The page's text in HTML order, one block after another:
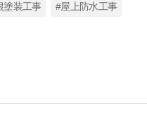
塗装工事 #屋上防水工事